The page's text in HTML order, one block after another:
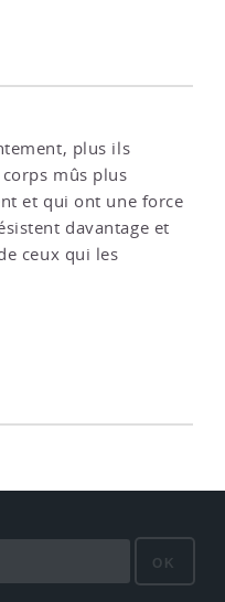
plus ils
mûs plus
et qui ont une force
davantage et
ceux qui les
OK